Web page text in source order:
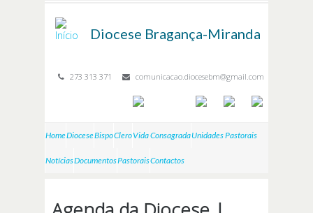
Diocese Bragança-Miranda
273 313 371 comunicacao.diocesebm@gmail.com
HomeDioceseBispoCleroVida ConsagradaUnidades Pastorais
NotíciasDocumentosPastoraisContactos